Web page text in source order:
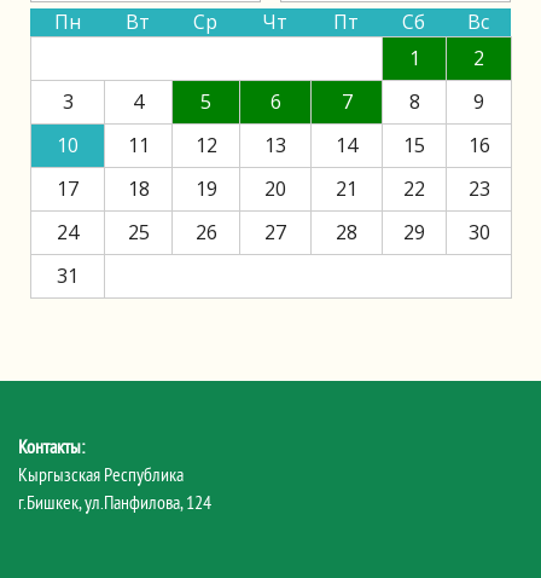
Пн Вт Ср Чт Пт Сб
Вс
1
2
3
4 5 6 7 8
9
10
11 12 13 14 15
16
17
18 19 20 21 22
23
24
25 26 27 28 29
30
31
Контакты:
Кыргызская Республика
г.Бишкек, ул.Панфилова, 124